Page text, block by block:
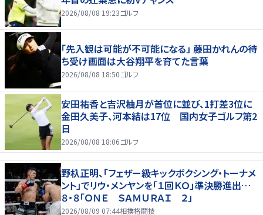
2026/08/08 19:23ゴルフ
「先入観は可能が不可能になる」 藤田かれんの待
ち受け画面は大谷翔平を育てた言葉
2026/08/08 18:50ゴルフ
安田祐香と吉沢柚月が首位に並び、1打差3位に
金田久美子、河本結は17位 国内女子ゴルフ第2
日
2026/08/08 18:06ゴルフ
野杁正明、「フェザー級キックボクシング・トーナメ
ント」でリウ・メンヤンを「１回ＫＯ」準決勝進出…
８・８「ＯＮＥ ＳＡＭＵＲＡＩ ２」
2026/08/09 07:44相撲格闘技